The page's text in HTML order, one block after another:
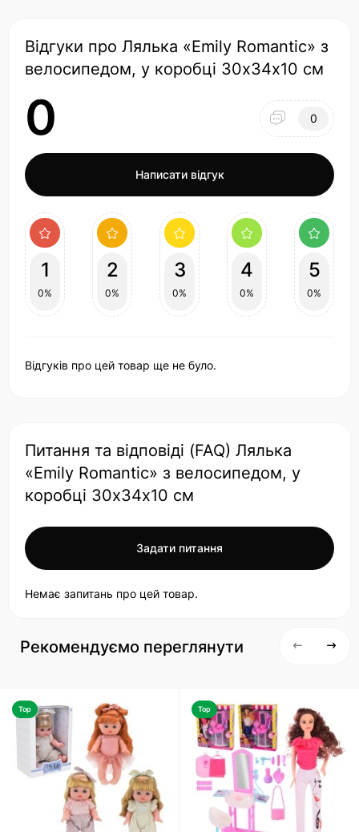
Відгуки про Лялька «Emily Romantic» з
велосипедом, у коробці 30х34х10 см
0 0
Написати відгук
1
0%
2
0%
3
0%
4
0%
5
0%
Відгуків про цей товар ще не було.
Питання та відповіді (FAQ) Лялька
«Emily Romantic» з велосипедом, у
коробці 30х34х10 см
Задати питання
Немає запитань про цей товар.
Рекомендуємо переглянути
Top Top